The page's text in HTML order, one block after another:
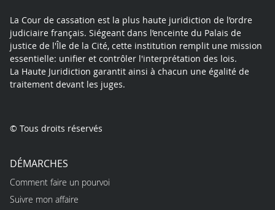
La Cour de cassation est la plus haute juridiction de l’ordre
judiciaire français. Siégeant dans l’enceinte du Palais de
justice de l'Île de la Cité, cette institution remplit une mission
essentielle: unifier et contrôler l'interprétation des lois.
La Haute Juridiction garantit ainsi à chacun une égalité de
traitement devant les juges.
© Tous droits réservés
DÉMARCHES
Comment faire un pourvoi
Suivre mon affaire